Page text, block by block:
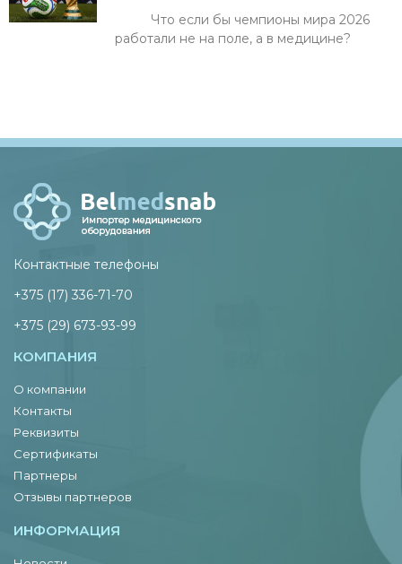
Что если бы чемпионы мира 2026
работали не на поле, а в медицине?
Контактные телефоны
+375 (17) 336-71-70
+375 (29) 673-93-99
КОМПАНИЯ
О компании
Контакты
Реквизиты
Сертификаты
Партнеры
Отзывы партнеров
ИНФОРМАЦИЯ